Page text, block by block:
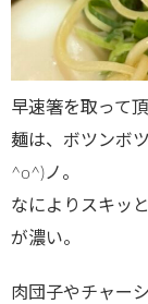
早速箸を取って
麺は、ボツンボ
^o^)ノ。
なによりスキッ
が濃い。
肉団子やチャー